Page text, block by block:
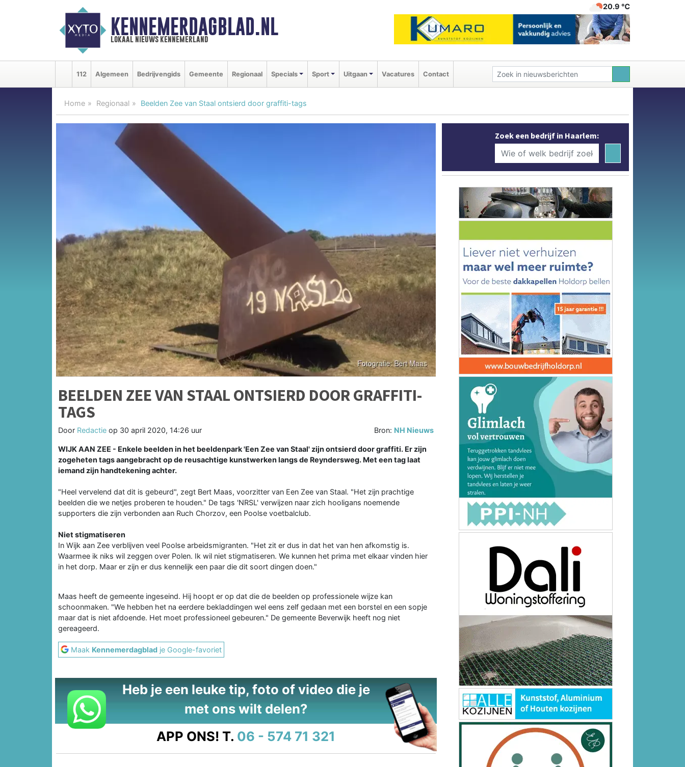
KENNEMERDAGBLAD.NL
lokaal nieuws kennemerland
20.9 ℃
112 Algemeen Bedrijvengids Gemeente Regionaal Specials Sport Uitgaan Vacatures Contact
Home Regionaal Beelden Zee van Staal ontsierd door graffiti-tags
BEELDEN ZEE VAN STAAL ONTSIERD DOOR GRAFFITI-
TAGS
Door Redactie op 30 april 2020, 14:26 uur Bron: NH Nieuws
WIJK AAN ZEE - Enkele beelden in het beeldenpark 'Een Zee van Staal' zijn ontsierd door graffiti. Er zijn
zogeheten tags aangebracht op de reusachtige kunstwerken langs de Reyndersweg. Met een tag laat
iemand zijn handtekening achter.
"Heel vervelend dat dit is gebeurd", zegt Bert Maas, voorzitter van Een Zee van Staal. "Het zijn prachtige
beelden die we netjes proberen te houden." De tags 'NRSL' verwijzen naar zich hooligans noemende
supporters die zijn verbonden aan Ruch Chorzov, een Poolse voetbalclub.
Niet stigmatiseren
In Wijk aan Zee verblijven veel Poolse arbeidsmigranten. "Het zit er dus in dat het van hen afkomstig is.
Waarmee ik niks wil zeggen over Polen. Ik wil niet stigmatiseren. We kunnen het prima met elkaar vinden hier
in het dorp. Maar er zijn er dus kennelijk een paar die dit soort dingen doen."
Maas heeft de gemeente ingeseind. Hij hoopt er op dat die de beelden op professionele wijze kan
schoonmaken. "We hebben het na eerdere bekladdingen wel eens zelf gedaan met een borstel en een sopje
maar dat is niet afdoende. Het moet professioneel gebeuren." De gemeente Beverwijk heeft nog niet
gereageerd.
Maak Kennemerdagblad je Google-favoriet
Heb je een leuke tip, foto of video die je
met ons wilt delen?
APP ONS! T. 06 - 574 71 321
Zoek een bedrijf in Haarlem: